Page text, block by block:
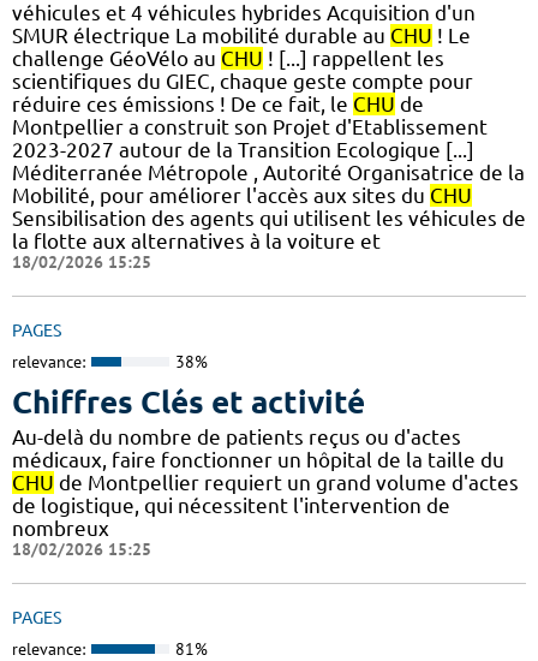
véhicules et 4 véhicules hybrides Acquisition d'un
SMUR électrique La mobilité durable au CHU ! Le
challenge GéoVélo au CHU ! [...] rappellent les
scientifiques du GIEC, chaque geste compte pour
réduire ces émissions ! De ce fait, le CHU de
Montpellier a construit son Projet d'Etablissement
2023-2027 autour de la Transition Ecologique [...]
Méditerranée Métropole , Autorité Organisatrice de la
Mobilité, pour améliorer l'accès aux sites du CHU
Sensibilisation des agents qui utilisent les véhicules de
la flotte aux alternatives à la voiture et
18/02/2026 15:25
PAGES
relevance: 38%
Chiffres Clés et activité
Au-delà du nombre de patients reçus ou d'actes
médicaux, faire fonctionner un hôpital de la taille du
CHU de Montpellier requiert un grand volume d'actes
de logistique, qui nécessitent l'intervention de
nombreux
18/02/2026 15:25
PAGES
relevance: 81%